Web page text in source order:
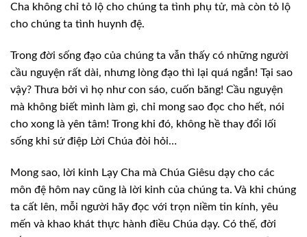
Cha không chỉ tỏ lộ cho chúng ta tình phụ tử, mà còn tỏ lộ
cho chúng ta tình huynh đệ.
Trong đời sống đạo của chúng ta vẫn thấy có những người
cầu nguyện rất dài, nhưng lòng đạo thì lại quá ngắn! Tại sao
vậy? Thưa bởi vì họ như con sáo, cuốn băng! Cầu nguyện
mà không biết mình làm gì, chỉ mong sao đọc cho hết, nói
cho xong là yên tâm! Trong khi đó, không hề thay đổi lối
sống khi sứ điệp Lời Chúa đòi hỏi…
Mong sao, lời kinh Lạy Cha mà Chúa Giêsu dạy cho các
môn đệ hôm nay cũng là lời kinh của chúng ta. Và khi chúng
ta cất lên, mỗi người hãy đọc với trọn niềm tin kính, yêu
mến và khao khát thực hành điều Chúa dạy. Có thế, đời